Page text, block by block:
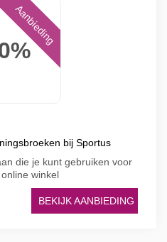
Aanbieding
bij Sportus
die je kunt gebruiken voor
winkel
BEKIJK AANBIEDING